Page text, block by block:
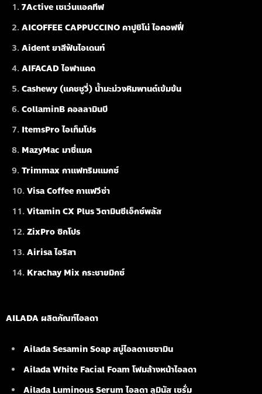
7Active เซเว่นแอคทีฟ
AICOFFEE CAPPUCCINO คาปูชิโน่ ไอคอฟฟี่
Aident ยาสีฟันไอเดนท์
AIFACAD ไอฟาแคด
Cashewy (แคชชูวี่) น้ำมะม่วงหิมพานต์เข้มข้น
CollaminB คอลลามินบี
ItemsPro ไอเท็มโปร
MazyMac มาซี่แมค
Trimmax กาแฟทริมแมกซ์
Visa Coffee กาแฟวีซ่า
Vitamin CX Plus วิตามินซีเอ็กซ์พลัส
ZixPro ซิกโปร
Airisa ไอริสา
Krachay Mix กระชายมิกซ์
AILADA ผลิตภัณฑ์ไอลดา
Ailada Sesamin Soapสบู่ไอลดาเซซามิน
Ailada White Facial Foamโฟมล้างหน้าไอลดา
Ailada Luminous Serumไอลดา ลูมินัส เซรั่ม